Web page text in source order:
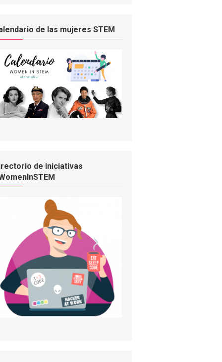
de las mujeres STEM
de iniciativas